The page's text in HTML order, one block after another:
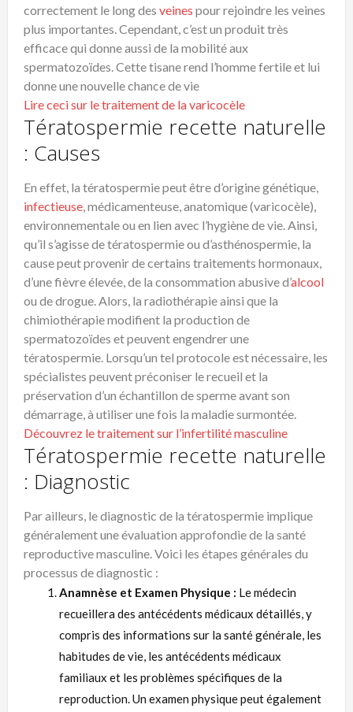
correctement le long des veines pour rejoindre les veines
plus importantes. Cependant, c’est un produit très
efficace qui donne aussi de la mobilité aux
spermatozoïdes. Cette tisane rend l’homme fertile et lui
donne une nouvelle chance de vie
Lire ceci sur le traitement de la varicocèle
Tératospermie recette naturelle
: Causes
En effet, la tératospermie peut être d’origine génétique,
infectieuse, médicamenteuse, anatomique (varicocèle),
environnementale ou en lien avec l’hygiène de vie. Ainsi,
qu’il s’agisse de tératospermie ou d’asthénospermie, la
cause peut provenir de certains traitements hormonaux,
d’une fièvre élevée, de la consommation abusive d’alcool
ou de drogue. Alors, la radiothérapie ainsi que la
chimiothérapie modifient la production de
spermatozoïdes et peuvent engendrer une
tératospermie. Lorsqu’un tel protocole est nécessaire, les
spécialistes peuvent préconiser le recueil et la
préservation d’un échantillon de sperme avant son
démarrage, à utiliser une fois la maladie surmontée.
Découvrez le traitement sur l’infertilité masculine
Tératospermie recette naturelle
: Diagnostic
Par ailleurs, le diagnostic de la tératospermie implique
généralement une évaluation approfondie de la santé
reproductive masculine. Voici les étapes générales du
processus de diagnostic :
Anamnèse et Examen Physique : Le médecin
recueillera des antécédents médicaux détaillés, y
compris des informations sur la santé générale, les
habitudes de vie, les antécédents médicaux
familiaux et les problèmes spécifiques de la
reproduction. Un examen physique peut également